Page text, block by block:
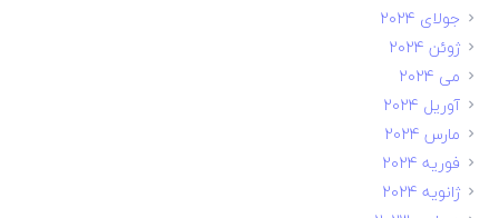
جولای 2024
ژوئن 2024
می 2024
آوریل 2024
مارس 2024
فوریه 2024
ژانویه 2024